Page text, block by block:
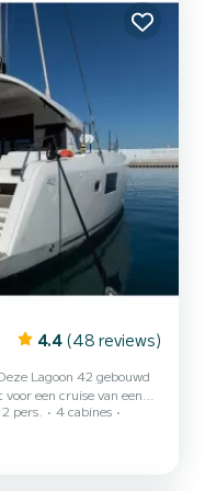
4.4 (48 reviews)
Lagoon 42 gebouwd
een cruise van een
Met een totale
voor een
pers.
4 cabines